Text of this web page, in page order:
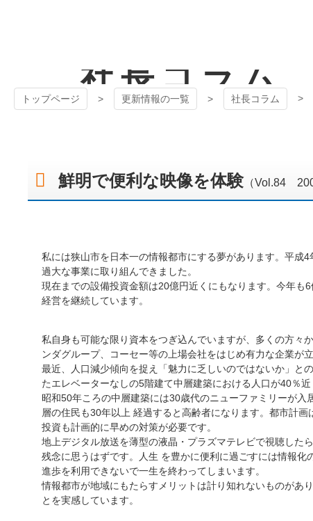
テレビ社長コラム
トップページ 更新情報の一覧 社長コラム
鮮明で便利な映像を体験 （Vol.84
私には狭山市を日本一の情報都市にする夢があります。平成
過大な事業に取り組んできました。
現在までの設備投資金額は20億円近くにもなります。今年
経営を継続しています。
私自身も可能な限り資本をつぎ込んでいますが、多くの方々
ンダグループ、コーセー等の上場会社をはじめ有力な企業が
最近、人口減少傾向を捉え「魅力に乏しいのではないか」と
たエレベーターなしの5階建て中層建築における人口が40％
昭和50年ころの中層建築には30歳代のニューファミリーが
層の住民も30年以上 経過すると高齢者になります。都市計
投資も計画的に早めの対策が必要です。
地上デジタル放送を薄型の液晶・プラズマテレビで視聴した
残念に思うはずです。人生 を豊かに便利に過ごすには情報
進歩を利用できないで一生を終わってしまいます。
情報都市が地域にもたらすメリットは計り知れないものがあ
とを実感しています。